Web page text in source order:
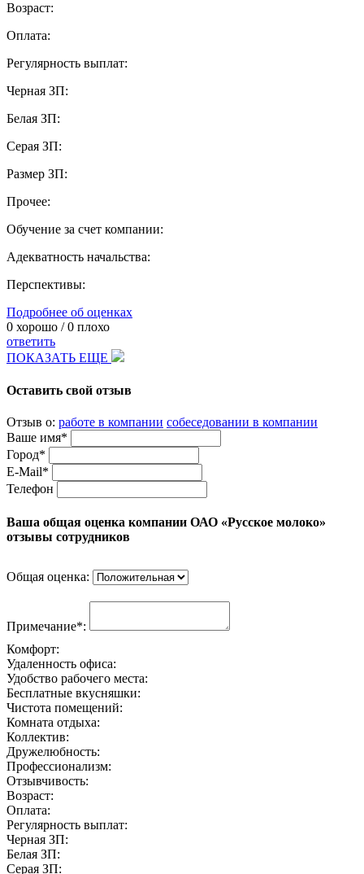
Возраст:
Оплата:
Регулярность выплат:
Черная ЗП:
Белая ЗП:
Серая ЗП:
Размер ЗП:
Прочее:
Обучение за счет компании:
Адекватность начальства:
Перспективы:
Подробнее об оценках
0 хорошо /0 плохо
ответить
ПОКАЗАТЬ ЕЩЕ
Оставить свой отзыв
Отзыв о: работе в компании собеседовании в компании
Ваше имя*
Город*
E-Mail*
Телефон
Ваша общая оценка компании ОАО «Русское молоко»
отзывы сотрудников
Общая оценка:
Примечание*:
Комфорт:
Удаленность офиса:
Удобство рабочего места:
Бесплатные вкусняшки:
Чистота помещений:
Комната отдыха:
Коллектив:
Дружелюбность:
Профессионализм:
Отзывчивость:
Возраст:
Оплата:
Регулярность выплат:
Черная ЗП:
Белая ЗП:
Серая ЗП: